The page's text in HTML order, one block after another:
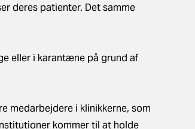
deres patienter. Det samme
eller i karantæne på grund af
medarbejdere i klinikkerne, som
kommer til at holde